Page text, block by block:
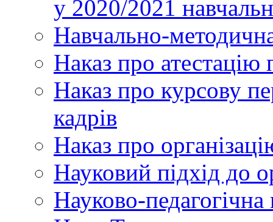
у 2020/2021
Навчально-
Наказ про атестацію
Наказ про курсову
кадрів
Наказ про
Науковий підхід до
Науково-